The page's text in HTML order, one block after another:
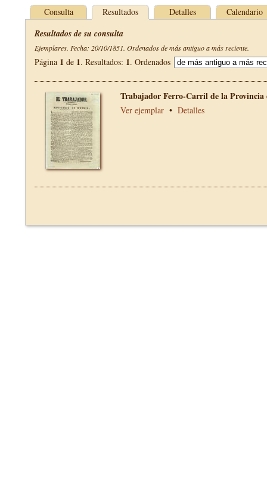
Consulta Resultados Detalles Calendario
Resultados de su consulta
Ejemplares. Fecha: 20/10/1851. Ordenados de más antiguo a más reciente.
Página 1 de 1. Resultados: 1. Ordenados
Trabajador Ferro-Carril de la
Ver ejemplar • Detalles